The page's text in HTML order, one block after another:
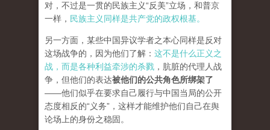
对，不过是一贯的民族主义“反美”立场，和普京
一样， 民族主义同样是共产党的政权根基。
另一方面，某些中国异议学者之本心同样是反对
这场战争的，因为他们了解： 这不是什么正义之
战，而是各种利益牵涉的杀戮 ，肮脏的代理人战
争，但他们的表达被他们的公共角色所绑架了
——他们似乎在要求自己履行与中国当局的公开
态度相反的“义务”，这样才能维护他们自己在舆
论场上的身份之稳固。